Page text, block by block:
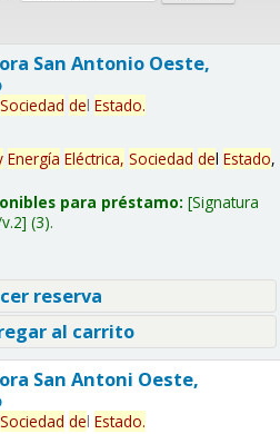
San Antonio Oeste,
Sociedad del Estado.
Energía Eléctrica, Sociedad del Estado,
para préstamo: Signatura
(3).
reserva
al carrito
San Antoni Oeste,
Sociedad del Estado.